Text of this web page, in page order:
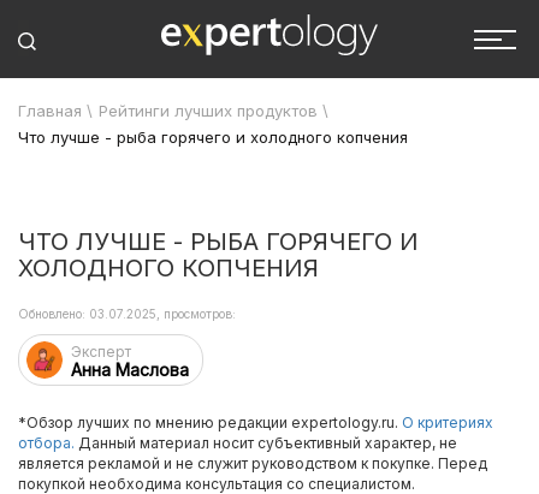
Главная \ Рейтинги лучших продуктов \
Что лучше - рыба горячего и холодного копчения
ЧТО ЛУЧШЕ - РЫБА ГОРЯЧЕГО И
ХОЛОДНОГО КОПЧЕНИЯ
Эксперт
Анна Маслова
Обновлено: 03.07.2025, просмотров:
*Обзор лучших по мнению редакции expertology.ru. О критериях
отбора. Данный материал носит субъективный характер, не
является рекламой и не служит руководством к покупке. Перед
покупкой необходима консультация со специалистом.